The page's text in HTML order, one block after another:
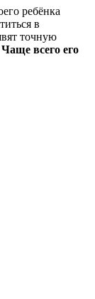
ребёнка
в
точную
Чаще всего его